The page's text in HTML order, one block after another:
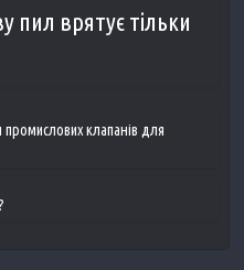
пил врятує тільки
промислових клапанів для